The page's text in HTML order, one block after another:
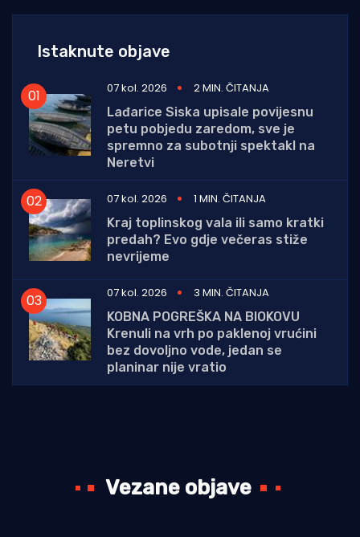
Istaknute objave
07 kol. 2026
2 MIN. ČITANJA
Lađarice Siska upisale povijesnu
petu pobjedu zaredom, sve je
spremno za subotnji spektakl na
Neretvi
07 kol. 2026
1 MIN. ČITANJA
Kraj toplinskog vala ili samo kratki
predah? Evo gdje večeras stiže
nevrijeme
07 kol. 2026
3 MIN. ČITANJA
KOBNA POGREŠKA NA BIOKOVU
Krenuli na vrh po paklenoj vrućini
bez dovoljno vode, jedan se
planinar nije vratio
Vezane objave